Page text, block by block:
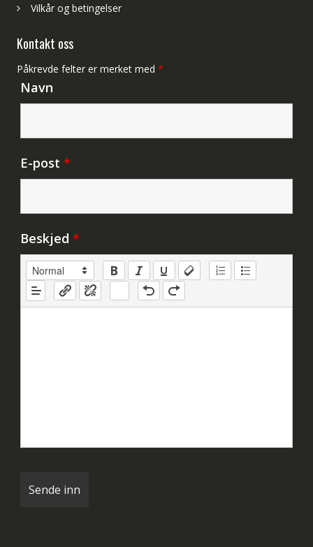
Vilkår og betingelser
Kontakt oss
Påkrevde felter er merket med *
Navn
E-post *
Beskjed *